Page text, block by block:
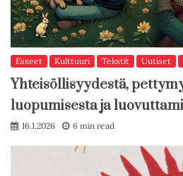
Esseet Kulttuuri Tekstit Uutiset
Yhteisöllisyydestä,
luopumisesta ja
16.1.2026 6 min read